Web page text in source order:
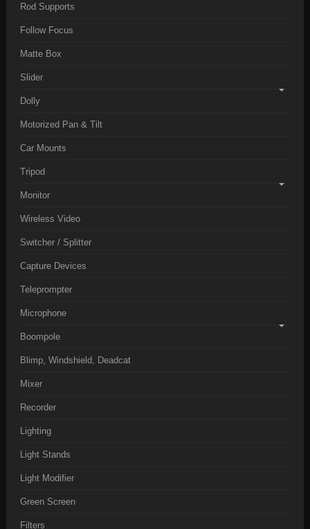
Rod Supports
Follow Focus
Matte Box
Slider
Dolly
Motorized Pan & Tilt
Car Mounts
Tripod
Monitor
Wireless Video
Switcher / Splitter
Capture Devices
Teleprompter
Microphone
Boompole
Blimp, Windshield, Deadcat
Mixer
Recorder
Lighting
Light Stands
Light Modifier
Green Screen
Filters